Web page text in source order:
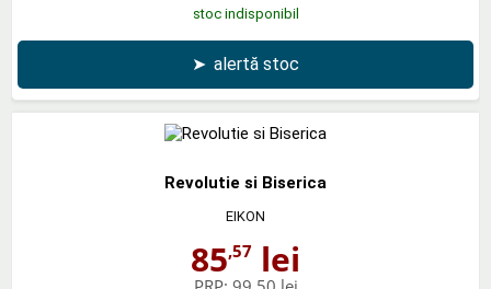
stoc indisponibil
➤ alertă stoc
Revolutie si Biserica
EIKON
85,57 lei